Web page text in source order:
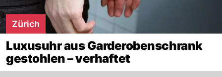
Zürich
Luxusuhr aus Garderobenschrank
gestohlen – verhaftet